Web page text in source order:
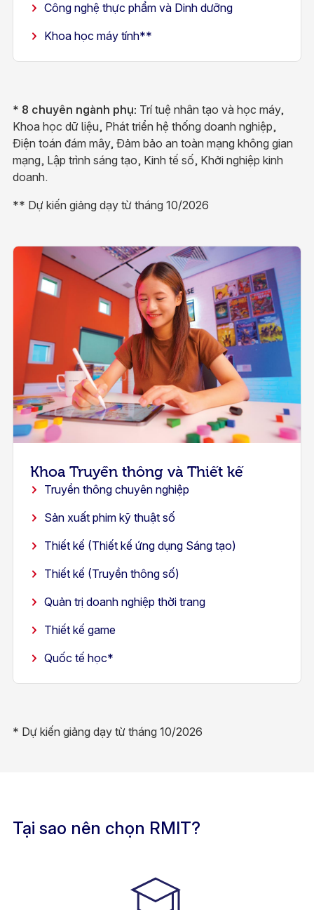
​Công nghệ thực phẩm và Dinh dưỡng
Khoa học máy tính**
* 8 chuyên ngành phụ: Trí tuệ nhân tạo và học máy,
Khoa học dữ liệu, Phát triển hệ thống doanh nghiệp,
Điện toán đám mây, Đảm bảo an toàn mạng không gian
mạng, Lập trình sáng tạo, Kinh tế số, Khởi nghiệp kinh
doanh.
** Dự kiến giảng dạy từ tháng 10/2026
Khoa Truyền thông và Thiết kế
Truyền thông chuyên nghiệp
Sản xuất phim kỹ thuật số
Thiết kế (Thiết kế ứng dụng Sáng tạo)
Thiết kế (Truyền thông số)
Quản trị doanh nghiệp thời trang
​Thiết kế game
Quốc tế học*
* Dự kiến giảng dạy từ tháng 10/2026
Tại sao nên chọn RMIT?